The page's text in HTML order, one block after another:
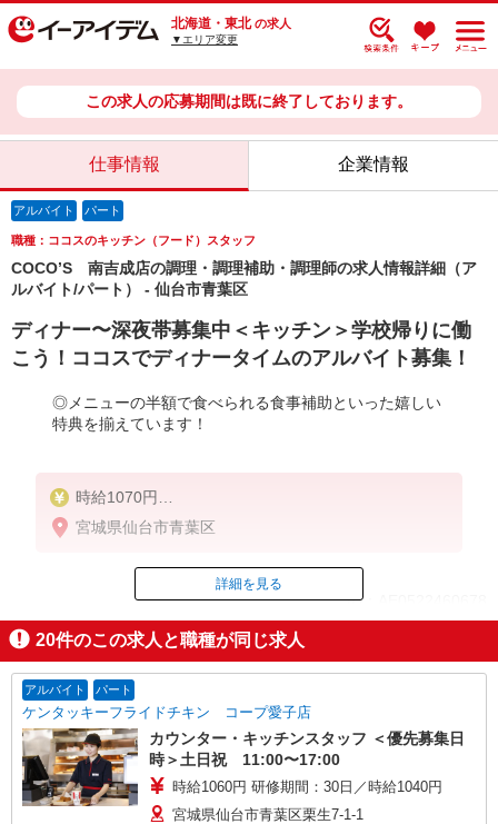
北海道・東北 の求人
▼エリア変更
この求人の応募期間は既に終了しております。
仕事情報 企業情報
アルバイト パート
職種：ココスのキッチン（フード）スタッフ
COCO’S 南吉成店の調理・調理補助・調理師の求人情報詳細（ア
ルバイト/パート） - 仙台市青葉区
ディナー〜深夜帯募集中＜キッチン＞学校帰りに働
こう！ココスでディナータイムのアルバイト募集！
◎メニューの半額で食べられる食事補助といった嬉しい
特典を揃えています！
時給1070円
※22:00〜翌5:00：時給1338円
※高校生時給1040円
土日祝は1時間当たり＋100円
■特別手当
早朝手当（5:00〜8:00）時給＋100円
宮城県仙台市青葉区
ID：AE0522460678
掲載期間終了
詳細を見る
20件のこの求人と職種が同じ求人
アルバイト パート
ケンタッキーフライドチキン コープ愛子店
カウンター・キッチンスタッフ ＜優先募集日
時＞土日祝 11:00〜17:00
時給1060円 研修期間：30日／時給1040円
宮城県仙台市青葉区栗生7-1-1